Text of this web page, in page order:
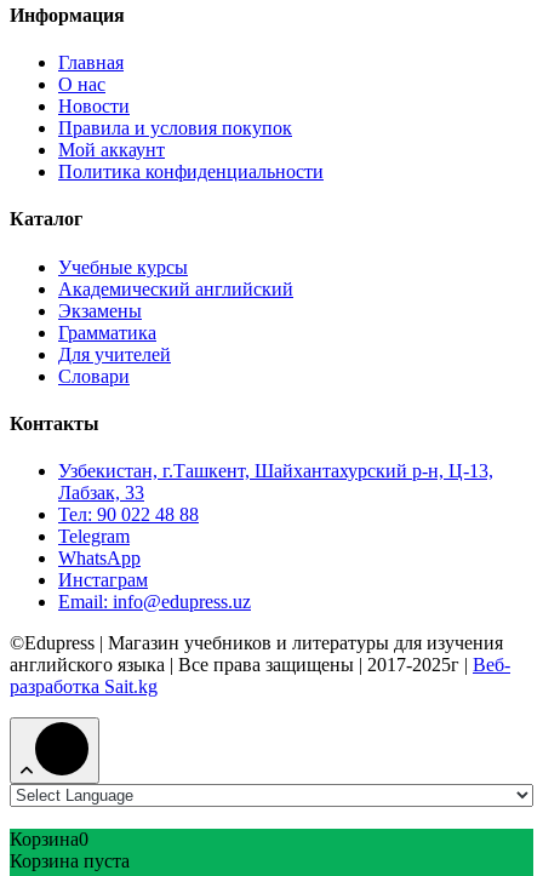
Информация
Главная
О нас
Новости
Правила и условия покупок
Мой аккаунт
Политика конфиденциальности
Каталог
Учебные курсы
Академический английский
Экзамены
Грамматика
Для учителей
Словари
Контакты
Узбекистан, г.Ташкент, Шайхантахурский р-н, Ц-13,
Лабзак, 33
Тел: 90 022 48 88
Telegram
WhatsApp
Инстаграм
Email: info@edupress.uz
©Edupress | Магазин учебников и литературы для изучения
английского языка | Все права защищены | 2017-2025г | Веб-
разработка Sait.kg
Корзина0
Корзина пуста